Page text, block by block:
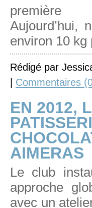
première
Aujourd’hui,
environ 10
Rédigé par
| Commentaires
EN 2012,
AIMERAS
Le club
approche
avec un